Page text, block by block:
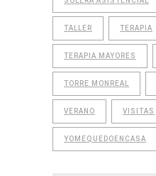
TALLER TERAPIA
TERAPIA MAYORES
TORRE MONREAL
VERANO VISITAS
YOMEQUEDOENCASA